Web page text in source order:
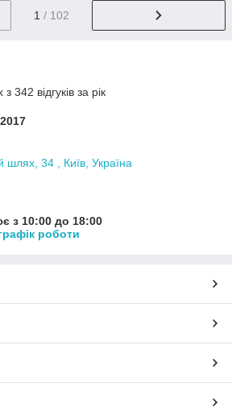
1 / 102
342 відгуків за рік
шлях, 34 , Київ, Україна
з 10:00 до 18:00
роботи